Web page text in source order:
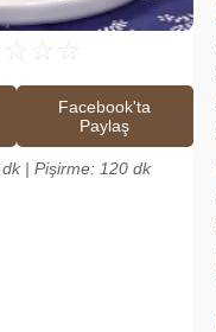
☆ ☆ ☆
Facebook'ta
Paylaş
| Pişirme: 120 dk